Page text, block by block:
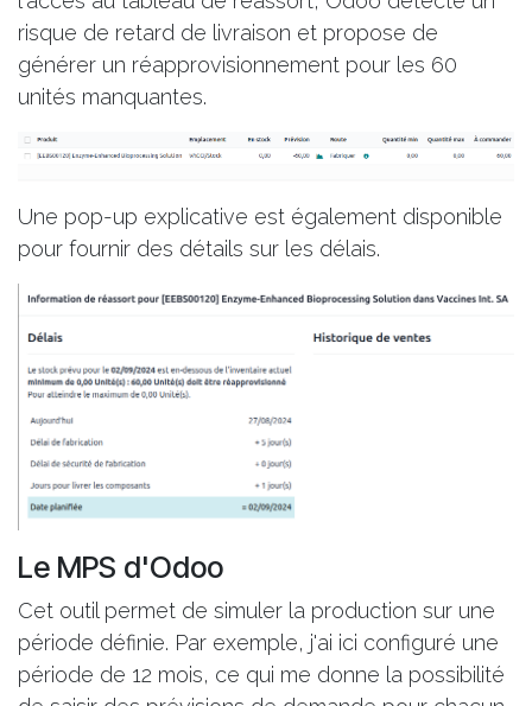
risque de retard de livraison et propose de
générer un réapprovisionnement pour les 60
unités manquantes.
Une pop-up explicative est également disponible
pour fournir des détails sur les délais.
Le MPS d'Odoo
Cet outil permet de simuler la production sur une
période définie. Par exemple, j'ai ici configuré une
période de 12 mois, ce qui me donne la possibilité